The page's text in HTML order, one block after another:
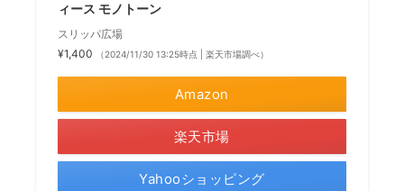
ィース モノトーン
スリッパ広場
¥1,400
（2024/11/30 13:25時点 | 楽天市場調べ）
Amazon
楽天市場
Yahooショッピング